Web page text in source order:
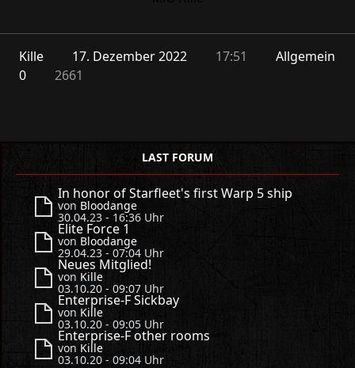
Kille 17. Dezember 2022 17:51
Allgemein
0
2661
LAST FORUM
In honor of Starfleet's first Warp 5 ship
von Bloodange
30.04.23 - 16:36 Uhr
Elite Force 1
von Bloodange
29.04.23 - 07:04 Uhr
Neues Mitglied!
von Kille
03.10.20 - 09:07 Uhr
Enterprise-F Sickbay
von Kille
03.10.20 - 09:05 Uhr
Enterprise-F other rooms
von Kille
03.10.20 - 09:04 Uhr